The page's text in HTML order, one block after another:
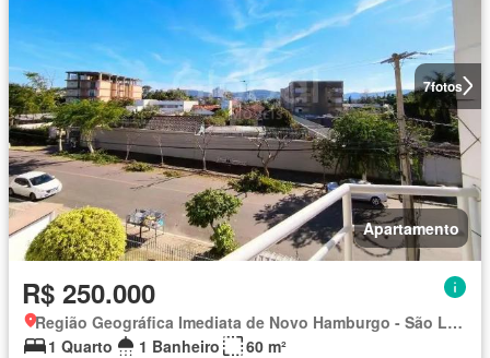
7fotos
Apartamento
R$ 250.000
Região Geográfica Imediata de Novo Hamburgo - São Leopoldo, Região Metropolitana de Porto Alegre
1 Quarto
1 Banheiro
60 m²